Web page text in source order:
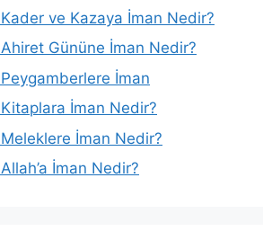
Kader ve Kazaya İman Nedir?
Ahiret Gününe İman Nedir?
Peygamberlere İman
Kitaplara İman Nedir?
Meleklere İman Nedir?
İman Nedir?